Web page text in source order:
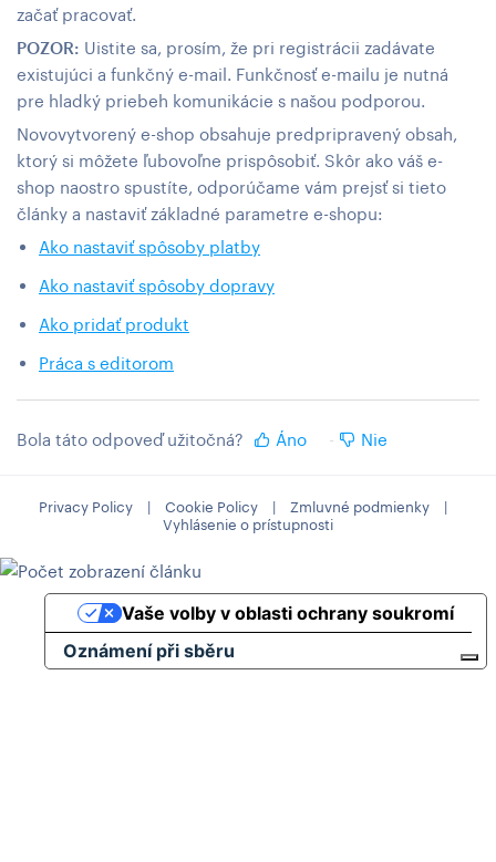
začať pracovať.
POZOR: Uistite sa, prosím, že pri registrácii zadávate
existujúci a funkčný e-mail. Funkčnosť e-mailu je nutná
pre hladký priebeh komunikácie s našou podporou.
Novovytvorený e-shop obsahuje predpripravený obsah,
ktorý si môžete ľubovoľne prispôsobiť. Skôr ako váš e-
shop naostro spustíte, odporúčame vám prejsť si tieto
články a nastaviť základné parametre e-shopu:
Ako nastaviť spôsoby platby
Ako nastaviť spôsoby dopravy
Ako pridať produkt
Práca s editorom
Bola táto odpoveď užitočná? Áno Nie
Privacy Policy | Cookie Policy | Zmluvné podmienky
|
Vyhlásenie o prístupnosti
Oznámení při sběru
Vaše volby v oblasti ochrany soukromí